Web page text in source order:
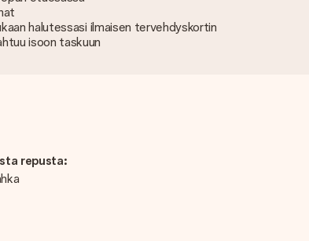
halutessasi ilmaisen tervehdyskortin
isoon taskuun
repusta: